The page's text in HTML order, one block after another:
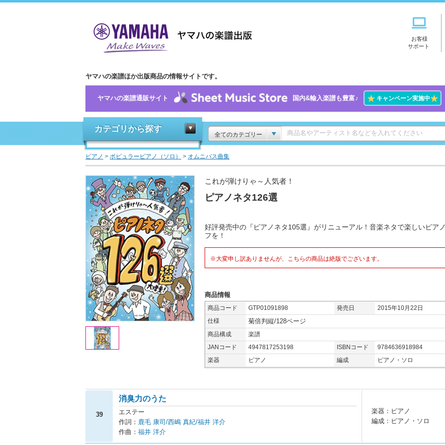
お客様
サポート
ヤマハの楽譜ほか出版商品の情報サイトです。
ヤマハの楽譜通販サイト 国内&輸入楽譜も豊富♪ ★キャンペーン実施中★
カテゴリから探す
全てのカテゴリー
ピアノ > ポピュラーピアノ（ソロ） > オムニバス曲集
これが弾けりゃ～人気者！
ピアノネタ126選
好評発売中の『ピアノネタ105選』がリニューアル！音楽ネタで楽しいピア
フを！
※大変申し訳ありませんが、こちらの商品は絶版でございます。
商品情報
商品コード GTP01091898 発売日
2015年10月22日
仕様
菊倍判縦/128ページ
商品構成
楽譜
JANコード
4947817253198 ISBNコード
9784636918984
楽器
ピアノ 編成 ピアノ・ソロ
39
消臭力のうた
エステー
作詞： 鹿毛 康司/西嶋 真紀/福井 洋介
作曲： 福井 洋介
楽器：ピアノ
編成：ピアノ・ソロ